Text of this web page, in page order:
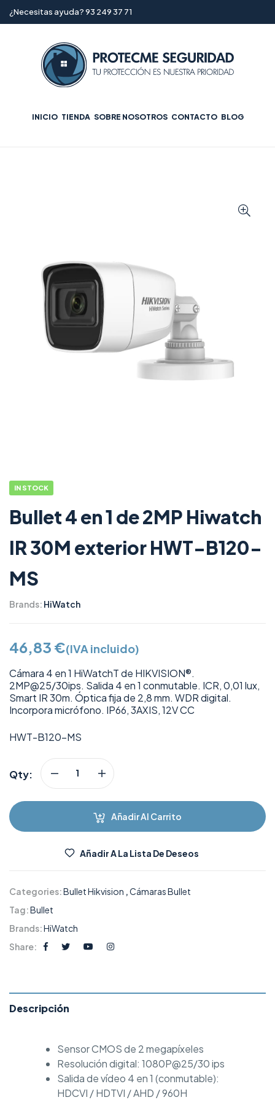
¿Necesitas ayuda? 93 249 37 71
INICIO TIENDA SOBRE NOSOTROS CONTACTO BLOG
IN STOCK
Bullet 4 en 1 de 2MP Hiwatch
IR 30M exterior HWT-B120-
MS
Brands: HiWatch
46,83 €(IVA incluido)
Cámara 4 en 1 HiWatchT de HIKVISION®.
2MP@25/30ips. Salida 4 en 1 conmutable. ICR, 0,01 lux,
Smart IR 30m. Óptica fija de 2,8 mm. WDR digital.
Incorpora micrófono. IP66, 3AXIS, 12V CC
HWT-B120-MS
Qty:
Añadir Al Carrito
Añadir A La Lista De Deseos
Categories:Bullet Hikvision Cámaras Bullet
Tag:Bullet
Brands:HiWatch
Share:
Descripción
Sensor CMOS de 2 megapíxeles
Resolución digital: 1080P@25/30 ips
Salida de vídeo 4 en 1 (conmutable):
HDCVI / HDTVI / AHD / 960H